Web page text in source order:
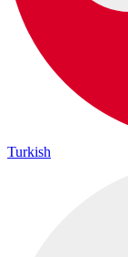
Turkish